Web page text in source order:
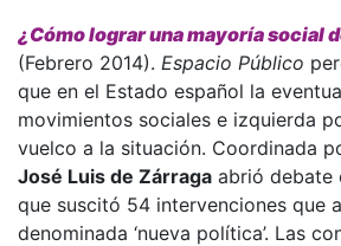
¿Cómo lograr una mayoría social
(Febrero 2014). Espacio Público
que en el Estado español la
movimientos sociales e izquierda
vuelco a la situación. Coordinada
José Luis de Zárraga abrió debate
que suscitó 54 intervenciones que
denominada ‘nueva política’. Las